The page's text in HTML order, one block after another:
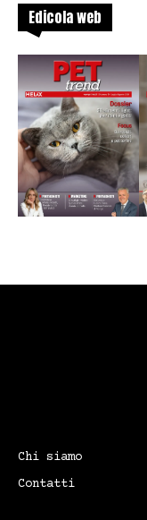
Edicola web
Chi siamo
Contatti